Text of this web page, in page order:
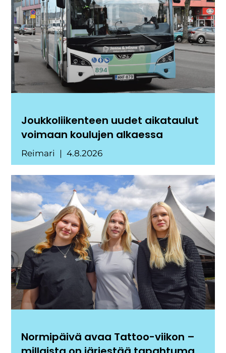
Joukkoliikenteen uudet aikataulut
voimaan koulujen alkaessa
Reimari 4.8.2026
Normipäivä avaa Tattoo-viikon –